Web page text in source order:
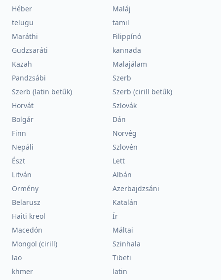
Héber
Maláj
telugu
tamil
Maráthi
Filippínó
Gudzsaráti
kannada
Kazah
Malajálam
Pandzsábi
Szerb
Szerb (latin betűk)
Szerb (cirill betűk)
Horvát
Szlovák
Bolgár
Dán
Finn
Norvég
Nepáli
Szlovén
Észt
Lett
Litván
Albán
Örmény
Azerbajdzsáni
Belarusz
Katalán
Haiti kreol
Ír
Macedón
Máltai
Mongol (cirill)
Szinhala
lao
Tibeti
khmer
latin